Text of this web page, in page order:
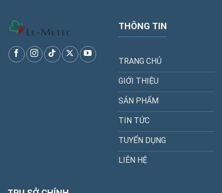
THÔNG TIN
TRANG CHỦ
GIỚI THIỆU
SẢN PHẨM
TIN TỨC
TUYỂN DỤNG
LIÊN HỆ